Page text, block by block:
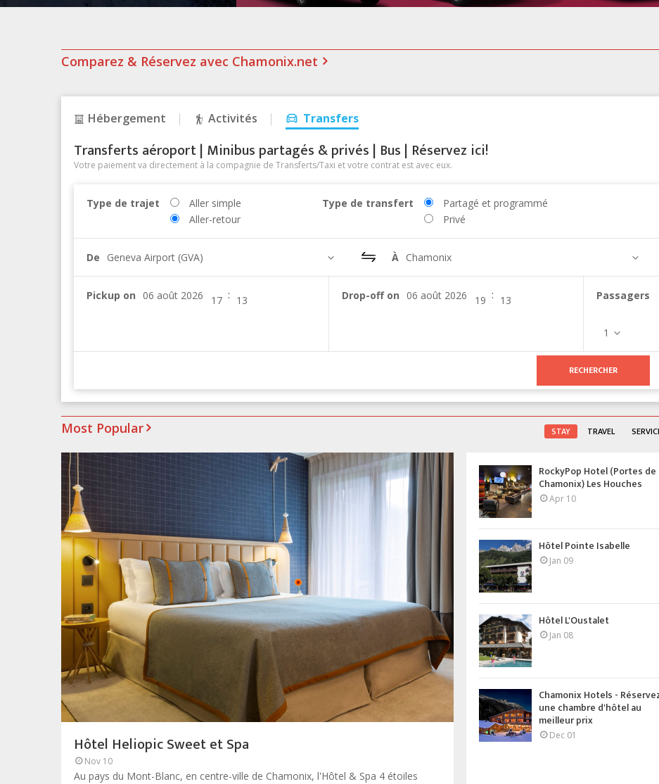
Comparez & Réservez avec Chamonix.net
Hébergement Activités Transfers
Transferts aéroport | Minibus partagés & privés | Bus | Réservez ici!
Votre paiement va directement à la compagnie de Transferts/Taxi et votre contrat est avec eux.
Type de trajet
Aller simple
Aller-retour
Type de transfert
Partagé et programmé
Privé
De Geneva Airport (GVA) À Chamonix
Pickup on : Drop-off on : Passagers
1
Most Popular STAY TRAVEL
Hôtel Heliopic Sweet et Spa
Nov 10
Au pays du Mont-Blanc, en centre-ville de Chamonix, l'Hôtel & Spa 4 étoiles
RockyPop Hotel (Portes de
Chamonix) Les Houches
Apr 10
Hôtel Pointe Isabelle
Jan 09
Hôtel L'Oustalet
Jan 08
Chamonix Hotels -
une chambre d'hôtel au
meilleur prix
Dec 01